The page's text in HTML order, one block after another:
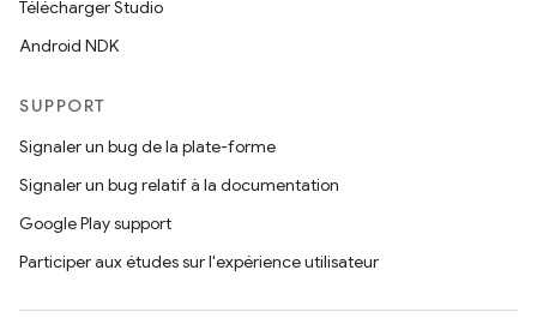
Télécharger Studio
Android NDK
SUPPORT
Signaler un bug de la plate-forme
Signaler un bug relatif à la documentation
Google Play support
Participer aux études sur l'expérience utilisateur